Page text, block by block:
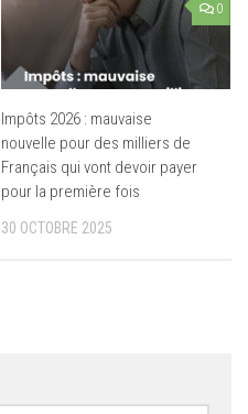
0
Impôts 2026 : mauvaise
nouvelle pour des milliers de
Français qui vont devoir payer
pour la première fois
30 OCTOBRE 2025